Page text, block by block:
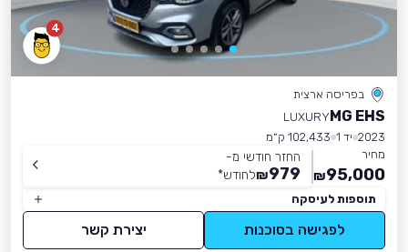
4
בפריסה ארצית
MG EHS
LUXURY
2023 יד 1
102,433 ק״מ
מחיר
95,000
₪
החזר חודשי מ-
979
₪לחודש*
תוספות לעיסקה
לפגישה בסוכנות יצירת קשר